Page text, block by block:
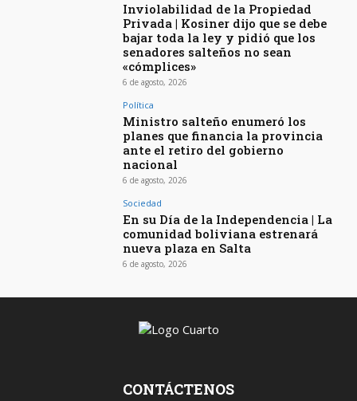
Inviolabilidad de la Propiedad
Privada | Kosiner dijo que se debe
bajar toda la ley y pidió que los
senadores salteños no sean
«cómplices»
6 de agosto, 2026
Política
Ministro salteño enumeró los
planes que financia la provincia
ante el retiro del gobierno
nacional
6 de agosto, 2026
Sociedad
En su Día de la Independencia | La
comunidad boliviana estrenará
nueva plaza en Salta
6 de agosto, 2026
CONTÁCTENOS